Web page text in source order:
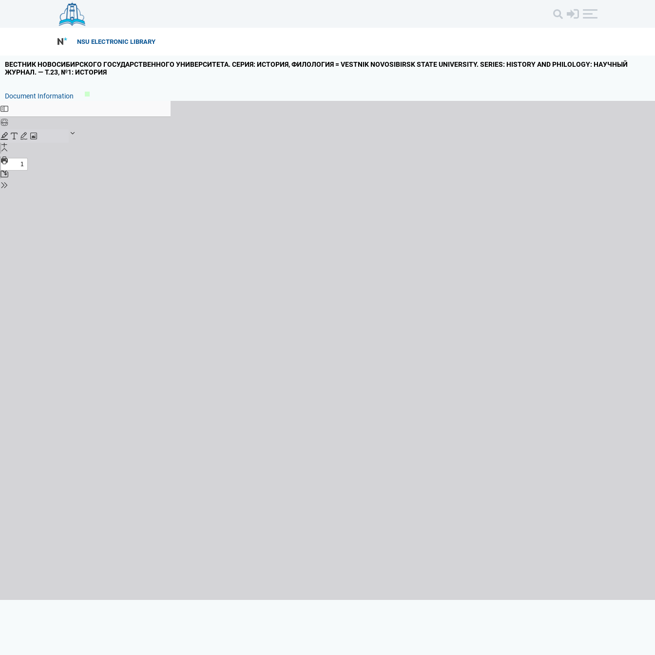
NSU ELECTRONIC LIBRARY
ВЕСТНИК НОВОСИБИРСКОГО ГОСУДАРСТВЕННОГО УНИВЕРСИТЕТА. СЕРИЯ: ИСТОРИЯ,ФИЛОЛОГИЯ = VESTNIK NOVOSIBIRSK STATE UNIVERSITY. SERIES: HISTORY AND PHILOLOGY: НАУЧНЫЙ
ЖУРНАЛ. — Т.23,№1: ИСТОРИЯ
Document Information